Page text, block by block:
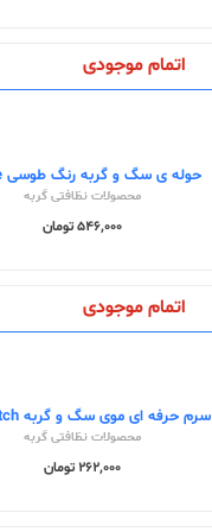
اتمام موجودی
حوله ی سگ و گربه رنگ طوسی Trixie
محصولات نظافتی گربه
546,000 تومان
اتمام موجودی
سرم حرفه ای موی سگ و گربه Catwatch
محصولات نظافتی گربه
262,000 تومان